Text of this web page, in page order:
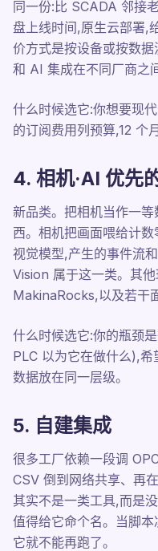
同一份:比 SCADA 邻接
盘上线时间,原生云部署,
价方式是按设备或按数
和 AI 集成在不同厂商之
什么时候选它:你想要现
的订阅费用列预算,12 个
4. 相机·AI 优先
新品类。把相机当作一
西。相机把画面喂给计
视觉模型,产生的事件流
Vision 属于这一类。其
MakinaRocks,以及若干
什么时候选它:你的瓶颈
PLC 以为它在做什么),
数据放在同一层级。
5. 自建集成
很多工厂依赖一段调
CSV 倒到网络共享、再
其实不是一类工具,而是
值得给它命个名。当脚
它就不能再跑了。